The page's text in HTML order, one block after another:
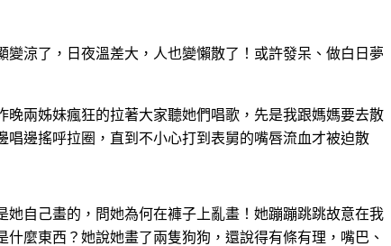
涼了，日夜溫差大，人也變懶散了！或許發呆、做白日夢
兩姊妹瘋狂的拉著大家聽她們唱歌，先是我跟媽媽要去散
邊搖呼拉圈，直到不小心打到表舅的嘴唇流血才被迫散
自己畫的，問她為何在褲子上亂畫！她蹦蹦跳跳故意在我
麼東西？她說她畫了兩隻狗狗，還說得有條有理，嘴巴、